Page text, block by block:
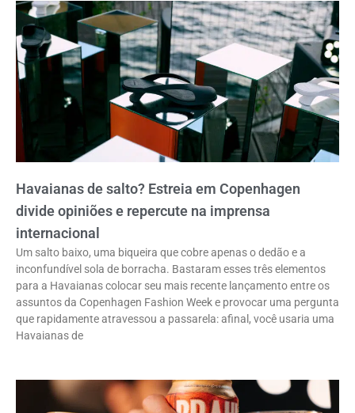
Havaianas de salto? Estreia em Copenhagen
divide opiniões e repercute na imprensa
internacional
Um salto baixo, uma biqueira que cobre apenas o dedão e a
inconfundível sola de borracha. Bastaram esses três elementos
para a Havaianas colocar seu mais recente lançamento entre os
assuntos da Copenhagen Fashion Week e provocar uma pergunta
que rapidamente atravessou a passarela: afinal, você usaria uma
Havaianas de